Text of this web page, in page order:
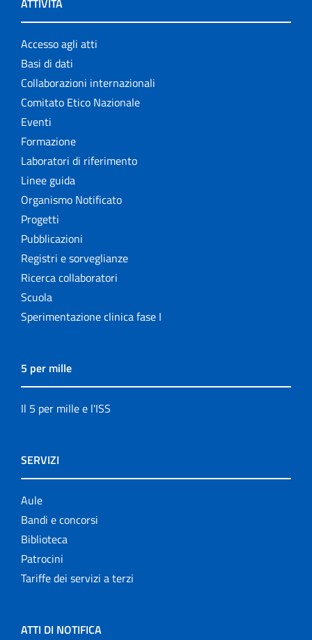
ATTIVITÀ
Accesso agli atti
Basi di dati
Collaborazioni internazionali
Comitato Etico Nazionale
Eventi
Formazione
Laboratori di riferimento
Linee guida
Organismo Notificato
Progetti
Pubblicazioni
Registri e sorveglianze
Ricerca collaboratori
Scuola
Sperimentazione clinica fase I
5 per mille
Il 5 per mille e l'ISS
SERVIZI
Aule
Bandi e concorsi
Biblioteca
Patrocini
Tariffe dei servizi a terzi
ATTI DI NOTIFICA